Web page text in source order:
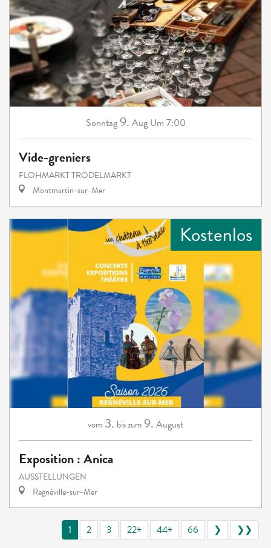
Sonntag9. Aug Um 7:00
Vide-greniers
FLOHMARKT TRÖDELMARKT
Montmartin-sur-Mer
Kostenlos
vom 3. bis zum9. August
Exposition : Anica
AUSSTELLUNGEN
Regnéville-sur-Mer
1 2 3 22+ 44+ 66 ❯ ❯❯